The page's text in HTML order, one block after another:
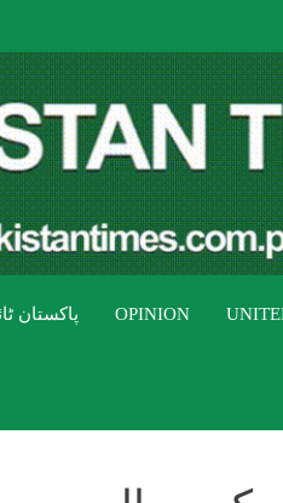
THE
The Pakistan Times
پاکستان OPINION